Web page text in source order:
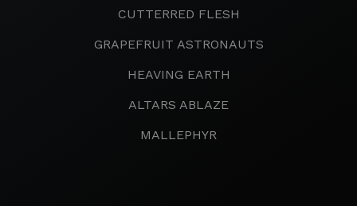
CUTTERRED FLESH
GRAPEFRUIT ASTRONAUTS
HEAVING EARTH
ALTARS ABLAZE
MALLEPHYR